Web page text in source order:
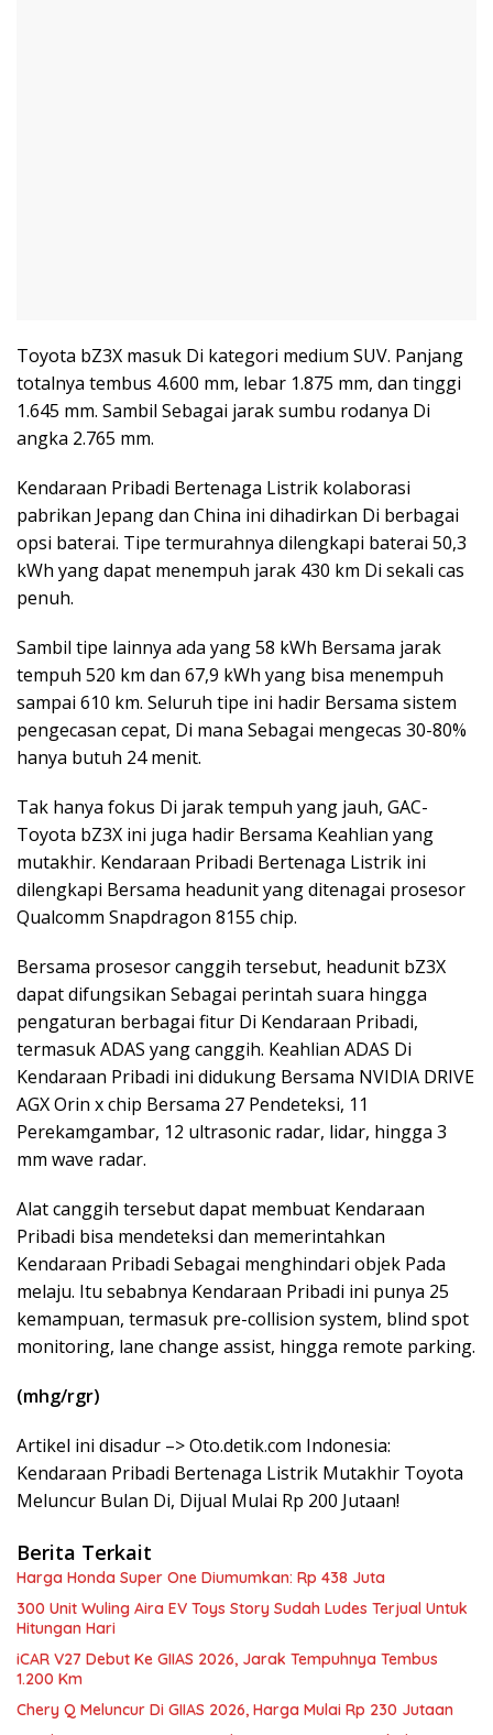
Toyota bZ3X masuk Di kategori medium SUV. Panjang
totalnya tembus 4.600 mm, lebar 1.875 mm, dan tinggi
1.645 mm. Sambil Sebagai jarak sumbu rodanya Di
angka 2.765 mm.
Kendaraan Pribadi Bertenaga Listrik kolaborasi
pabrikan Jepang dan China ini dihadirkan Di berbagai
opsi baterai. Tipe termurahnya dilengkapi baterai 50,3
kWh yang dapat menempuh jarak 430 km Di sekali cas
penuh.
Sambil tipe lainnya ada yang 58 kWh Bersama jarak
tempuh 520 km dan 67,9 kWh yang bisa menempuh
sampai 610 km. Seluruh tipe ini hadir Bersama sistem
pengecasan cepat, Di mana Sebagai mengecas 30-80%
hanya butuh 24 menit.
Tak hanya fokus Di jarak tempuh yang jauh, GAC-
Toyota bZ3X ini juga hadir Bersama Keahlian yang
mutakhir. Kendaraan Pribadi Bertenaga Listrik ini
dilengkapi Bersama headunit yang ditenagai prosesor
Qualcomm Snapdragon 8155 chip.
Bersama prosesor canggih tersebut, headunit bZ3X
dapat difungsikan Sebagai perintah suara hingga
pengaturan berbagai fitur Di Kendaraan Pribadi,
termasuk ADAS yang canggih. Keahlian ADAS Di
Kendaraan Pribadi ini didukung Bersama NVIDIA DRIVE
AGX Orin x chip Bersama 27 Pendeteksi, 11
Perekamgambar, 12 ultrasonic radar, lidar, hingga 3
mm wave radar.
Alat canggih tersebut dapat membuat Kendaraan
Pribadi bisa mendeteksi dan memerintahkan
Kendaraan Pribadi Sebagai menghindari objek Pada
melaju. Itu sebabnya Kendaraan Pribadi ini punya 25
kemampuan, termasuk pre-collision system, blind spot
monitoring, lane change assist, hingga remote parking.
(mhg/rgr)
Artikel ini disadur –> Oto.detik.com Indonesia:
Kendaraan Pribadi Bertenaga Listrik Mutakhir Toyota
Meluncur Bulan Di, Dijual Mulai Rp 200 Jutaan!
Berita Terkait
Harga Honda Super One Diumumkan: Rp 438 Juta
300 Unit Wuling Aira EV Toys Story Sudah Ludes Terjual Untuk
Hitungan Hari
iCAR V27 Debut Ke GIIAS 2026, Jarak Tempuhnya Tembus
1.200 Km
Chery Q Meluncur Di GIIAS 2026, Harga Mulai Rp 230 Jutaan